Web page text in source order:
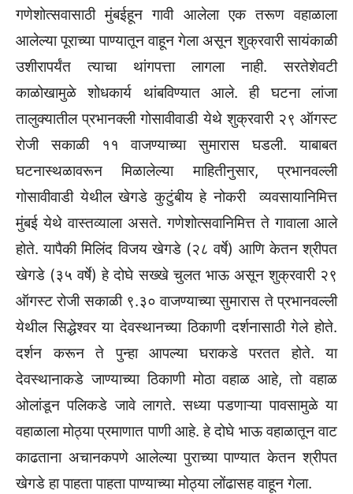
गणेशोत्सवासाठी मुंबईहून गावी आलेला एक तरूण वहाळाला
आलेल्या पूराच्या पाण्यातून वाहून गेला असून शुक्रवारी सायंकाळी
उशीरापर्यंत त्याचा थांगपत्ता लागला नाही. सरतेशेवटी
काळोखामुळे शोधकार्य थांबविण्यात आले. ही घटना लांजा
तालुक्यातील प्रभानक्ली गोसावीवाडी येथे शुक्रवारी २९ ऑगस्ट
रोजी सकाळी ११ वाजण्याच्या सुमारास घडली. याबाबत
घटनास्थळावरून मिळालेल्या माहितीनुसार, प्रभानवल्ली
गोसावीवाडी येथील खेगडे कुटुंबीय हे नोकरी व्यवसायानिमित्त
मुंबई येथे वास्तव्याला असते. गणेशोत्सवानिमित्त ते गावाला आले
होते. यापैकी मिलिंद विजय खेगडे (२८ वर्षे) आणि केतन श्रीपत
खेगडे (३५ वर्षे) हे दोघे सख्खे चुलत भाऊ असून शुक्रवारी २९
ऑगस्ट रोजी सकाळी ९.३० वाजण्याच्या सुमारास ते प्रभानवल्ली
येथील सिद्धेश्वर या देवस्थानच्या ठिकाणी दर्शनासाठी गेले होते.
दर्शन करून ते पुन्हा आपल्या घराकडे परतत होते. या
देवस्थानाकडे जाण्याच्या ठिकाणी मोठा वहाळ आहे, तो वहाळ
ओलांडून पलिकडे जावे लागते. सध्या पडणाऱ्या पावसामुळे या
वहाळाला मोठ्या प्रमाणात पाणी आहे. हे दोघे भाऊ वहाळातून वाट
काढताना अचानकपणे आलेल्या पुराच्या पाण्यात केतन श्रीपत
खेगडे हा पाहता पाहता पाण्याच्या मोठ्या लोंढासह वाहून गेला.